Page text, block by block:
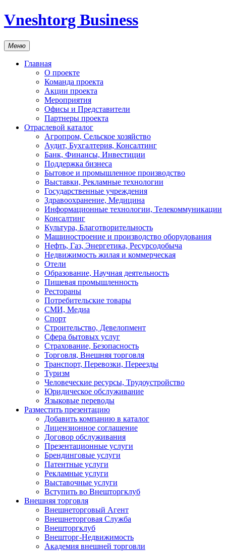
Vneshtorg Business
Меню
Главная
О проекте
Команда проекта
Акции проекта
Мероприятия
Офисы и Представители
Партнеры проекта
Отраслевой каталог
Агропром, Сельское хозяйство
Аудит, Бухгалтерия, Консалтинг
Банк, Финансы, Инвестиции
Поддержка бизнеса
Бытовое и промышленное производство
Выставки, Рекламные технологии
Государственные учреждения
Здравоохранение, Медицина
Информационные технологии, Телекоммуникации
Консалтинг
Культура, Благотворительность
Машиностроение и производство оборудования
Нефть, Газ, Энергетика, Ресурсодобыча
Недвижимость жилая и коммерческая
Отели
Образование, Научная деятельность
Пишевая промышленность
Рестораны
Потребительские товары
СМИ, Медиа
Спорт
Строительство, Девелопмент
Сфера бытовых услуг
Страхование, Безопасность
Торговля, Внешняя торговля
Транспорт, Перевозки, Переезды
Туризм
Человеческие ресурсы, Трудоустройство
Юридическое обслуживание
Языковые переводы
Разместить презентацию
Добавить компанию в каталог
Лицензионное соглашение
Договор обслуживания
Презентационные услуги
Брендинговые услуги
Патентные услуги
Рекламные услуги
Выставочные услуги
Вступить во Внешторгклуб
Внешняя торговля
Внешнеторговый Агент
Внешнеторговая Служба
Внешторгклуб
Внешторг-Недвижимость
Академия внешней торговли